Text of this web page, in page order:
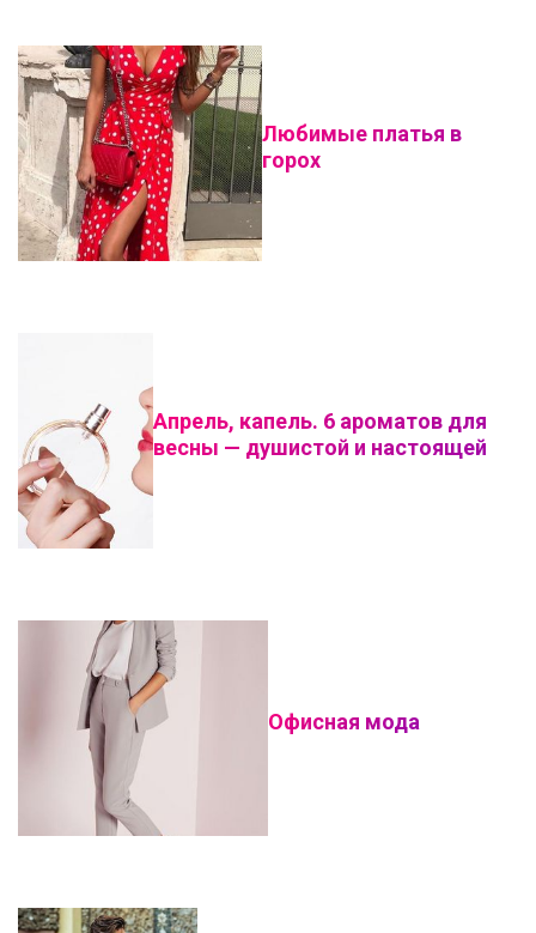
Любимые платья в
горох
Апрель, капель. 6 ароматов для
весны — душистой и настоящей
Офисная мода